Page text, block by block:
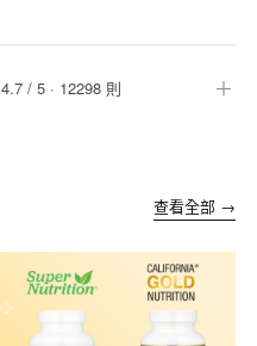
4.7/ 5· 12298 則 ＋
查看全部 →